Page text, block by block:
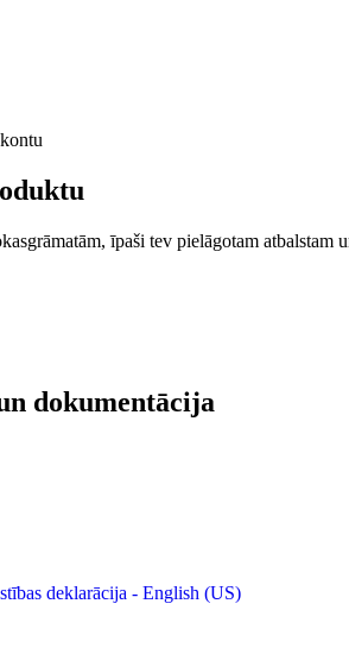
īpaši tev pielāgotam atbalstam
dokumentācija
deklarācija - English (US)